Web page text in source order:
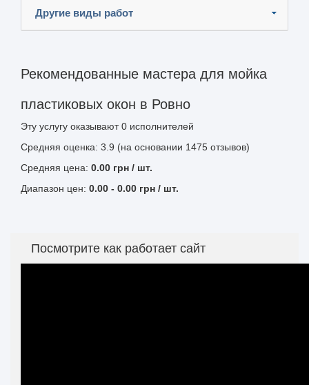
Другие виды работ
Рекомендованные мастера для мойка
пластиковых окон в Ровно
Эту услугу оказывают0 исполнителей
Средняя оценка: 3.9 (на основании 1475 отзывов)
Средняя цена: 0.00 грн / шт.
Диапазон цен: 0.00 - 0.00 грн / шт.
Посмотрите как работает сайт